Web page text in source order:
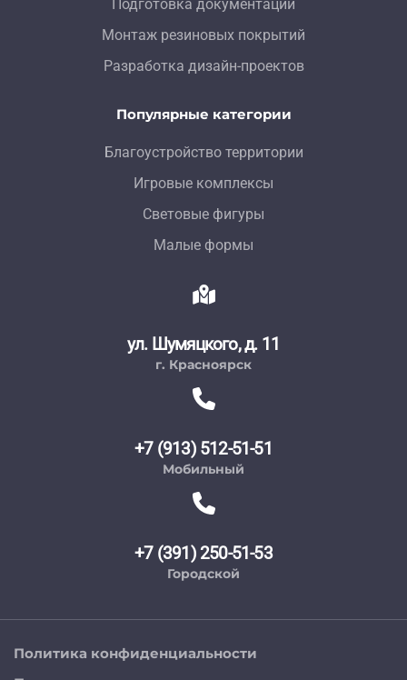
Подготовка документации
Монтаж резиновых покрытий
Разработка дизайн-проектов
Популярные категории
Благоустройство территории
Игровые комплексы
Световые фигуры
Малые формы
ул. Шумяцкого, д. 11
г. Красноярск
+7 (913) 512-51-51
Мобильный
+7 (391) 250-51-53
Городской
Политика конфиденциальности